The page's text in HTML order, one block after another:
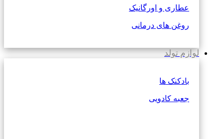
عطاری و اورگانیک
روغن های درمانی
لوازم تولد
بادکنک ها
جعبه کادویی